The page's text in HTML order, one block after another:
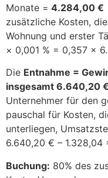
Monate = 4.284,00 €
zusätzliche Kosten,
Wohnung und erster
× 0,001 % = 0,357 ×
Die Entnahme =
insgesamt 6.640,20 €
Unternehmer für den
pauschal für Kosten,
unterliegen,
6.640,20 € – 1.328,04
Buchung: 80% des